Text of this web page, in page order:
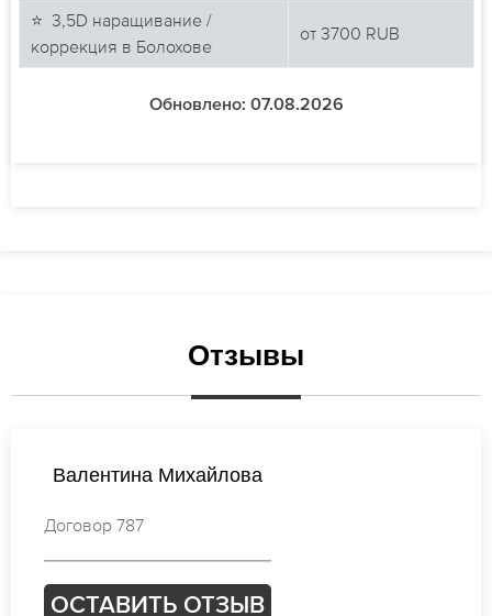
⭐ 3,5D наращивание /
коррекция в Болохове
от 3700 RUB
Обновлено: 07.08.2026
Отзывы
Валентина Попова
Договор 844
ОСТАВИТЬ ОТЗЫВ